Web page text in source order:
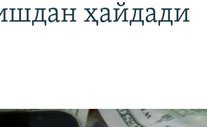
ҳайдади